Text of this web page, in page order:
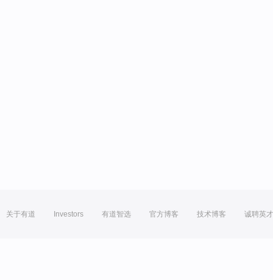
关于有道 Investors 有道智选 官方博客 技术博客 诚聘英才